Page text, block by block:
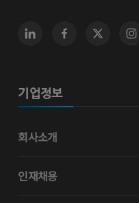
기업정보
회사소개
인재채용